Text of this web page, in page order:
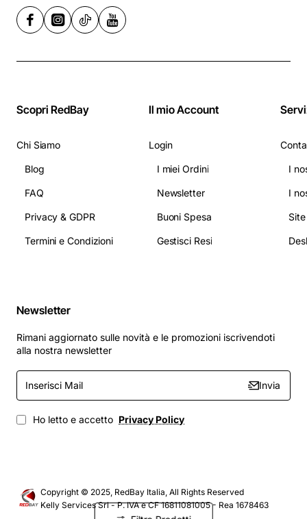
Scopri RedBay
Chi Siamo
Blog
FAQ
Privacy & GDPR
Termini e Condizioni
Il mio Account
Login
I miei Ordini
Newsletter
Buoni Spesa
Gestisci Resi
I
I
Newsletter
Rimani aggiornato sulle novità e le promozioni iscrivendoti
alla nostra newsletter
Inserisci
Mail
Invia
Ho letto e accetto Privacy Policy
Copyright © 2025, RedBay Italia, All Rights Reserved
Kelly Services Srl - P. IVA e CF 16811081005 - Rea 1678463